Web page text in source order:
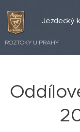
Jezdecký
ROZTOKY U PRAHY